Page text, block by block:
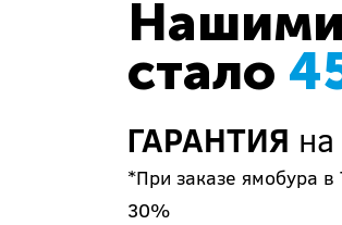
Нашими
стало
ГАРАНТИЯ
*При заказе ямобура
30%